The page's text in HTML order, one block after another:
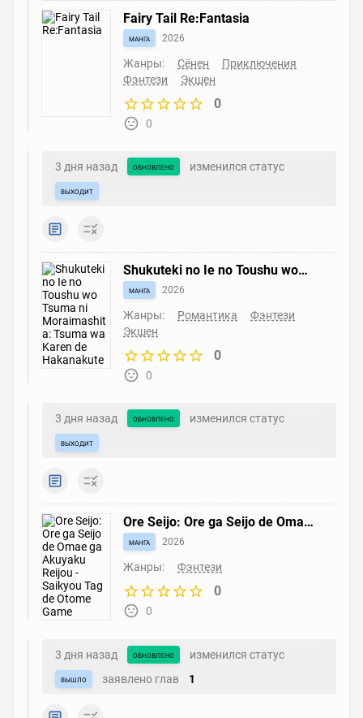
Fairy Tail Re:Fantasia
манга 2026
Жанры: Сёнен
Приключения
Фэнтези
Экшен
0
0
3 дня назад обновлено изменился статус
выходит
Shukuteki no Ie no Toushu wo
Tsuma ni Moraimashita: Tsuma
wa Karen de Hakanakute
Yasashikute Kashikokute
Kawaikute Saikou desu
манга 2026
Жанры: Романтика
Фэнтези
Экшен
0
0
3 дня назад обновлено изменился статус
выходит
Ore Seijo: Ore ga Seijo de Omae
ga Akuyaku Reijou - Saikyou Tag
de Otome Game Kanzen
Kouryaku Itashimasu wa
манга 2026
Жанры: Фэнтези
0
0
3 дня назад обновлено изменился статус
вышло заявлено глав 1